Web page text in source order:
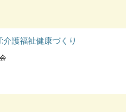
護福祉健康づくり